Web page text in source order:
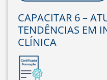
CAPACITAR 6 –
TENDÊNCIAS EM
CLÍNICA